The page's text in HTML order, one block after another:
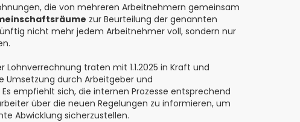
die von mehreren Arbeitnehmern gemeinsam
zur Beurteilung der genannten
nicht mehr jedem Arbeitnehmer voll, sondern nur
Lohnverrechnung traten mit 1.1.2025 in Kraft und
Umsetzung durch Arbeitgeber und
empfiehlt sich, die internen Prozesse entsprechend
über die neuen Regelungen zu informieren, um
Abwicklung sicherzustellen.